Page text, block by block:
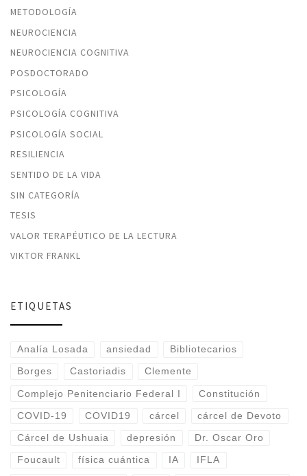
METODOLOGÍA
NEUROCIENCIA
NEUROCIENCIA COGNITIVA
POSDOCTORADO
PSICOLOGÍA
PSICOLOGÍA COGNITIVA
PSICOLOGÍA SOCIAL
RESILIENCIA
SENTIDO DE LA VIDA
SIN CATEGORÍA
TESIS
VALOR TERAPÉUTICO DE LA LECTURA
VIKTOR FRANKL
ETIQUETAS
Analía Losada ansiedad Bibliotecarios
Borges Castoriadis Clemente
Complejo Penitenciario Federal I Constitución
COVID-19 COVID19 cárcel cárcel de Devoto
Cárcel de Ushuaia depresión Dr. Oscar Oro
Foucault física cuántica IA IFLA